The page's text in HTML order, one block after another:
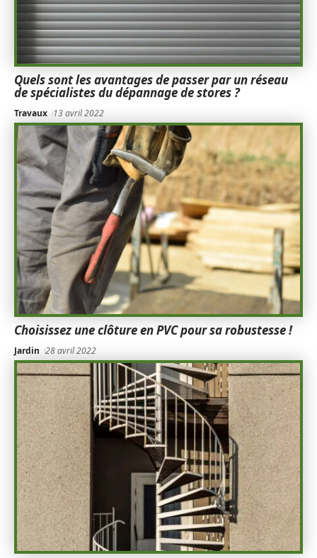
Quels sont les avantages de passer par un réseau
de spécialistes du dépannage de stores ?
Travaux 13 avril 2022
Choisissez une clôture en PVC pour sa robustesse !
Jardin 28 avril 2022